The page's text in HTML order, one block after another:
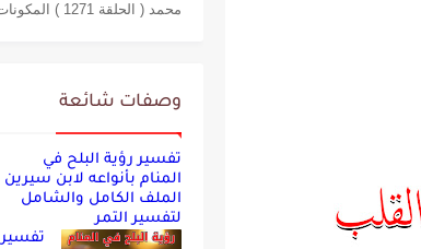
محمد ( الحلقة 1271 ) المكونات ...
وصفات شائعة
تفسير رؤية البلح في
المنام بأنواعه لابن سيرين
الملف الكامل والشامل
لتفسير التمر
تفسير